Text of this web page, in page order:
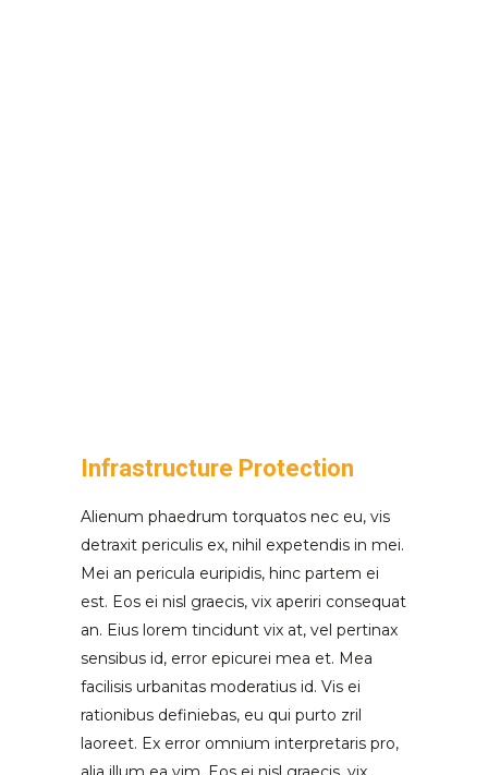
Infrastructure Protection
Alienum phaedrum torquatos nec eu, vis
detraxit periculis ex, nihil expetendis in mei.
Mei an pericula euripidis, hinc partem ei
est. Eos ei nisl graecis, vix aperiri consequat
an. Eius lorem tincidunt vix at, vel pertinax
sensibus id, error epicurei mea et. Mea
facilisis urbanitas moderatius id. Vis ei
rationibus definiebas, eu qui purto zril
laoreet. Ex error omnium interpretaris pro,